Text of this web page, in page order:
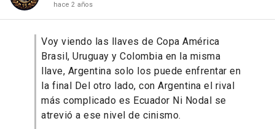
hace 2 años
Voy viendo las llaves de Copa América
Brasil, Uruguay y Colombia en la misma
llave, Argentina solo los puede enfrentar en
la final Del otro lado, con Argentina el rival
más complicado es Ecuador Ni Nodal se
atrevió a ese nivel de cinismo.